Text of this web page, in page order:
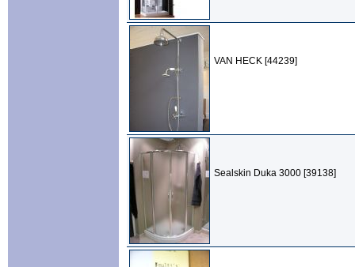
VAN HECK [44239]
Sealskin Duka 3000 [39138]